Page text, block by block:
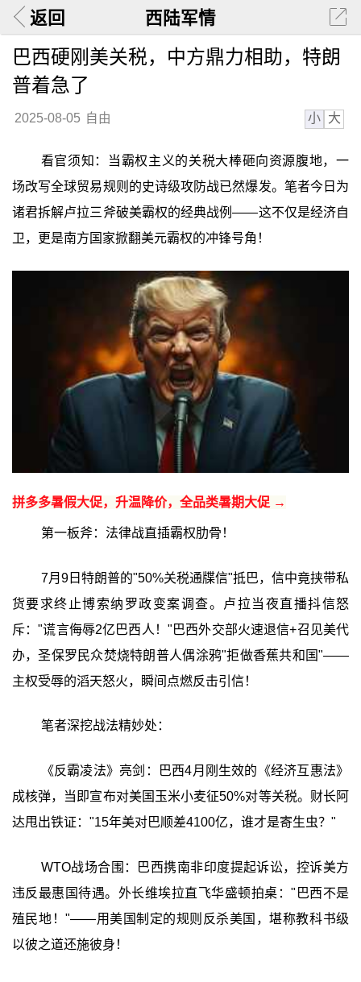
返回 西陆军情
巴西硬刚美关税，中方鼎力相助，特朗
普着急了
2025-08-05 自由 小 大
看官须知：当霸权主义的关税大棒砸向资源腹地，一
场改写全球贸易规则的史诗级攻防战已然爆发。笔者今日为
诸君拆解卢拉三斧破美霸权的经典战例——这不仅是经济自
卫，更是南方国家掀翻美元霸权的冲锋号角！
拼多多暑假大促，升温降价，全品类暑期大促 →
第一板斧：法律战直插霸权肋骨！
7月9日特朗普的"50%关税通牒信"抵巴，信中竟挟带私
货要求终止博索纳罗政变案调查。卢拉当夜直播抖信怒
斥："谎言侮辱2亿巴西人！"巴西外交部火速退信+召见美代
办，圣保罗民众焚烧特朗普人偶涂鸦"拒做香蕉共和国"——
主权受辱的滔天怒火，瞬间点燃反击引信！
笔者深挖战法精妙处：
《反霸凌法》亮剑：巴西4月刚生效的《经济互惠法》
成核弹，当即宣布对美国玉米小麦征50%对等关税。财长阿
达甩出铁证："15年美对巴顺差4100亿，谁才是寄生虫？"
WTO战场合围：巴西携南非印度提起诉讼，控诉美方
违反最惠国待遇。外长维埃拉直飞华盛顿拍桌："巴西不是
殖民地！"——用美国制定的规则反杀美国，堪称教科书级
以彼之道还施彼身！